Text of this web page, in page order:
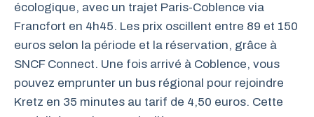
écologique, avec un trajet Paris-Coblence via
Francfort en 4h45. Les prix oscillent entre 89 et 150
euros selon la période et la réservation, grâce à
SNCF Connect. Une fois arrivé à Coblence, vous
pouvez emprunter un bus régional pour rejoindre
Kretz en 35 minutes au tarif de 4,50 euros. Cette